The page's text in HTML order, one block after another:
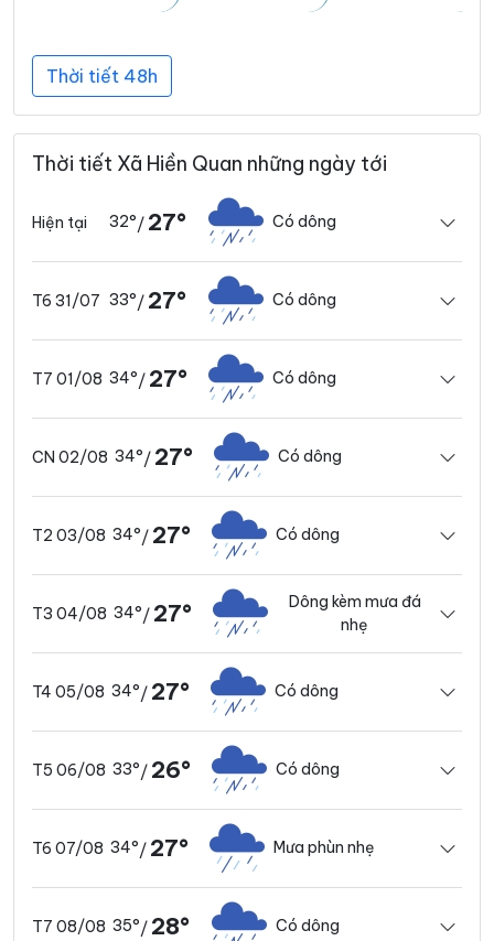
Thời tiết 48h
Thời tiết Xã Hiền Quan những ngày tới
Hiện tại 32°/ 27° Có dông
T6 31/07 33°/ 27° Có dông
T7 01/08 34°/ 27° Có dông
CN 02/08 34°/ 27° Có dông
T2 03/08 34°/ 27° Có dông
T3 04/08 34°/ 27°
Dông kèm mưa đá
nhẹ
T4 05/08 34°/ 27° Có dông
T5 06/08 33°/ 26° Có dông
T6 07/08 34°/ 27° Mưa phùn nhẹ
T7 08/08 35°/ 28° Có dông